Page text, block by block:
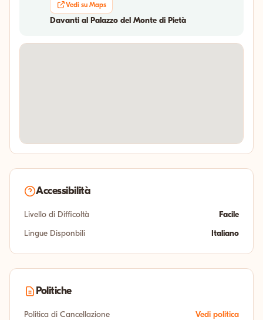
Vedi su Maps
Davanti al Palazzo del Monte di Pietà
Accessibilità
Livello di Difficoltà
Facile
Lingue Disponbili
Italiano
Politiche
Politica di Cancellazione
Vedi politica